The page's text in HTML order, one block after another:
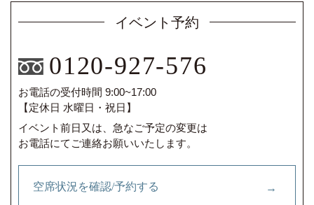
イベント予約
0120-927-576
お電話の受付時間 9:00~17:00
【定休日 水曜日・祝日】
イベント前日又は、急なご予定の変更は
お電話にてご連絡お願いいたします。
空席状況を確認/予約する